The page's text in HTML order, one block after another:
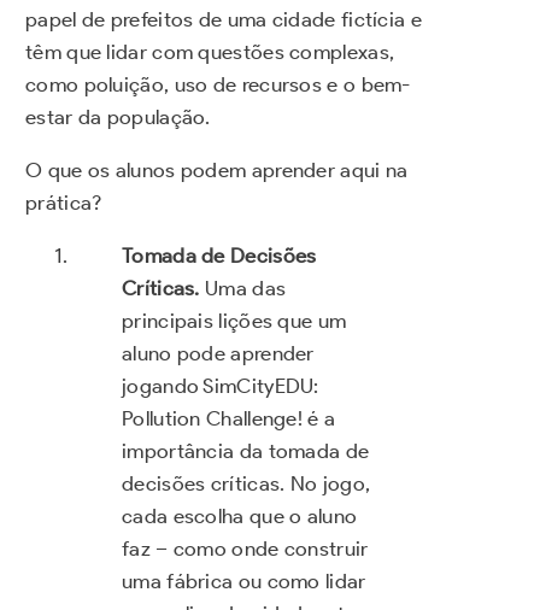
papel de prefeitos de uma cidade fictícia e
têm que lidar com questões complexas,
como poluição, uso de recursos e o bem-
estar da população.
O que os alunos podem aprender aqui na
prática?
Tomada de Decisões
Críticas. Uma das
principais lições que um
aluno pode aprender
jogando SimCityEDU:
Pollution Challenge! é a
importância da tomada de
decisões críticas. No jogo,
cada escolha que o aluno
faz – como onde construir
uma fábrica ou como lidar